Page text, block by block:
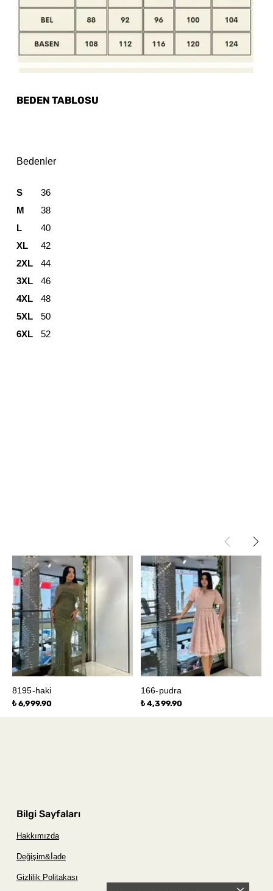
BEDEN TABLOSU
Bedenler
S
36
M
38
L
40
XL
42
2XL
44
3XL
46
4XL
48
5XL
50
6XL
52
8195-haki
₺ 6,999.90
166-pudra
₺ 4,399.90
Bilgi Sayfaları
Hakkımızda
Değişim&İade
Gizlilik Politakası